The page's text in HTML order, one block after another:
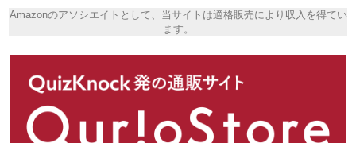
Amazonのアソシエイトとして、当サイトは適格販売により収入を得てい
ます。